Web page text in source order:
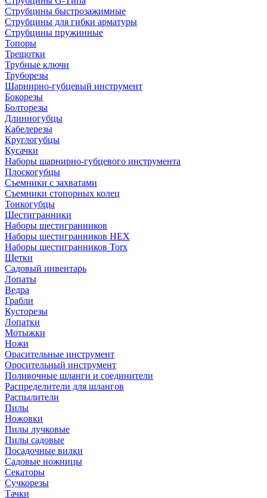
Струбцины быстрозажимные
Струбцины для гибки арматуры
Струбцины пружинные
Топоры
Трещотки
Трубные ключи
Труборезы
Шарнирно-губцевый инструмент
Бокорезы
Болторезы
Длинногубцы
Кабелерезы
Круглогубцы
Кусачки
Наборы шарнирно-губцевого инструмента
Плоскогубцы
Съемники с захватами
Съемники стопорных колец
Тонкогубцы
Шестигранники
Наборы шестигранников
Наборы шестигранников HEX
Наборы шестигранников Torx
Щетки
Садовый инвентарь
Лопаты
Ведра
Грабли
Кусторезы
Лопатки
Мотыжки
Ножи
Орасительные инструмент
Оросительный инструмент
Поливочные шланги и соединители
Распределители для шлангов
Распылители
Пилы
Ножовки
Пилы лучковые
Пилы садовые
Посадочные вилки
Садовые ножницы
Секаторы
Сучкорезы
Тачки